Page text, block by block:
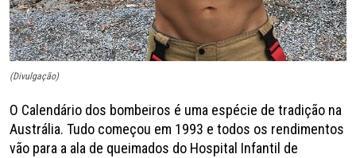
(Divulgação)
O Calendário dos bombeiros é uma espécie de tradição na
Austrália. Tudo começou em 1993 e todos os rendimentos
vão para a ala de queimados do Hospital Infantil de